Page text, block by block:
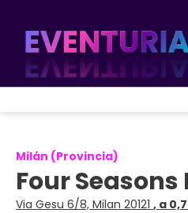
Milán (Provincia)
Four
Via Gesu 6/8, Milan 20121 , a